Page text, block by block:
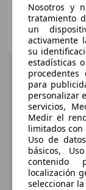
BMW BENIGAR
ES-3006 ALICANTE
Nosotros y
tratamiento
un
activamente
su
estadísticas
para
personalizar
servicios,
Medir el
limitados con
Uso de
básicos,
contenido
localización
seleccionar